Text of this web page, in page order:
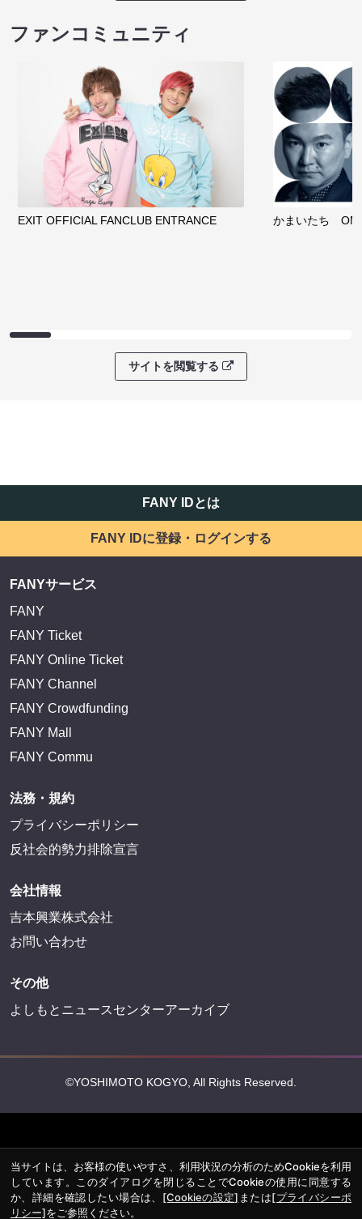
ファンコミュニティ
EXIT OFFICIAL FANCLUB ENTRANCE かまいたち
サイトを閲覧する
FANY IDとは
FANY IDに登録・ログインする
FANYサービス
FANY
FANY Ticket
FANY Online Ticket
FANY Channel
FANY Crowdfunding
FANY Mall
FANY Commu
法務・規約
プライバシーポリシー
反社会的勢力排除宣言
会社情報
吉本興業株式会社
お問い合わせ
その他
よしもとニュースセンターアーカイブ
©YOSHIMOTO KOGYO, All Rights Reserved.
当サイトは、お客様の使いやすさ、利用状況の分析のためCookieを利用
しています。このダイアログを閉じることでCookieの使用に同意する
か、詳細を確認したい場合は、 [Cookieの設定] または[プライバシーポ
リシー]をご参照ください。